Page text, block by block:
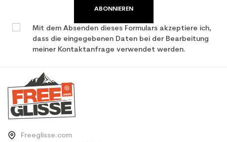
ABONNIEREN
Mit dem Absenden dieses Formulars akzeptiere ich,
dass die eingegebenen Daten bei der Bearbeitung
meiner Kontaktanfrage verwendet werden.
Freeglisse.com